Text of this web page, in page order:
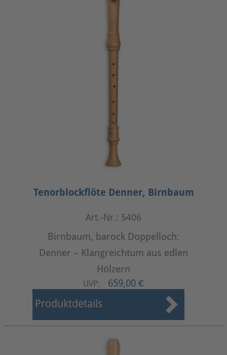
Tenorblockflöte Denner, Birnbaum
Art.-Nr.: 5406
Birnbaum, barock Doppelloch:
Denner – Klangreichtum aus edlen
Hölzern
UVP: 659,00 €
Produktdetails